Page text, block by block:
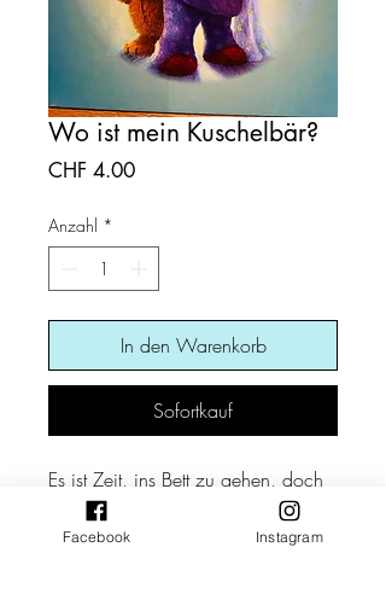
Wo ist mein Kuschelbär?
CHF 4.00Preis
Anzahl *
In den Warenkorb
Sofortkauf
Es ist Zeit, ins Bett zu gehen, doch
der Kuschelbär versteckt sich mal
wieder - wie jeden Abend! Auf geht
Facebook Instagram